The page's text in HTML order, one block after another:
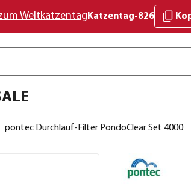
Weltkatzentag Katzentag-826
pontec Durchlauf-Filter PondoClear Set 4000